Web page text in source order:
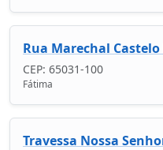
Rua Marechal
CEP: 65031-100
Fátima
Travessa Nossa